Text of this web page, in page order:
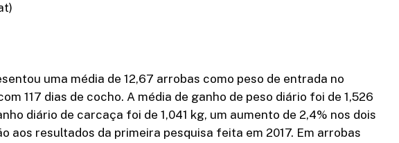
uma média de 12,67 arrobas como peso de entrada no
117 dias de cocho. A média de ganho de peso diário foi de 1,526
diário de carcaça foi de 1,041 kg, um aumento de 2,4% nos dois
aos resultados da primeira pesquisa feita em 2017. Em arrobas